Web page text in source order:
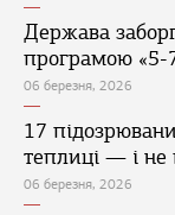
Держава
програмою «5-
06 березня, 2026
17
теплиці — і
06 березня, 2026